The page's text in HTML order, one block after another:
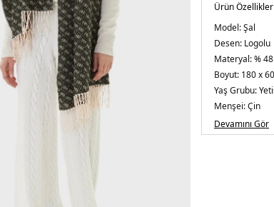
Ürün Özellikleri
Model:Şal
Desen: Logolu
Materyal:%
Boyut: 180 x
Yaş Grubu:
Menşei:Çin
Detaylar: Kısa
Devamını Gör